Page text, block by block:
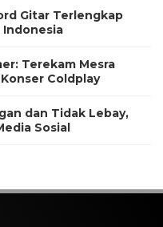
Gitar Terlengkap
Terekam Mesra
Coldplay
dan Tidak Lebay,
Sosial